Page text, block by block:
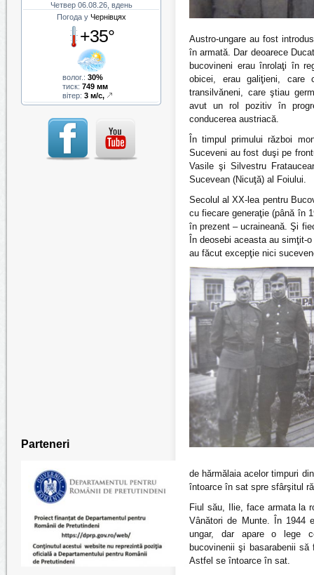
Четвер 06.08.26, вдень
Погода у Чернівцях
+35°
волог.: 30%
тиск: 749 мм
вітер: 3 м/с,
Parteneri
Austro-ungare au fost
în armată. Dar deoarece
bucovineni erau înrolaţi în
obicei, erau galiţieni, care
transilvăneni, care ştiau
avut un rol pozitiv în
conducerea austriacă.
În timpul primului război
Suceveni au fost duşi pe
Vasile şi Silvestru
Sucevean (Nicuţă) al Foiului.
Secolul al XX-lea pentru
cu fiecare generaţie (până în
în prezent – ucraineană. Şi
În deosebi aceasta au simţit-
au făcut excepţie nici
de hărmălaia acelor timpuri
întoarce în sat spre sfârşitul
Fiul său, Ilie, face armata la
Vânători de Munte. În 1944
ungar, dar apare o lege
bucovinenii şi basarabenii
Astfel se întoarce în sat.